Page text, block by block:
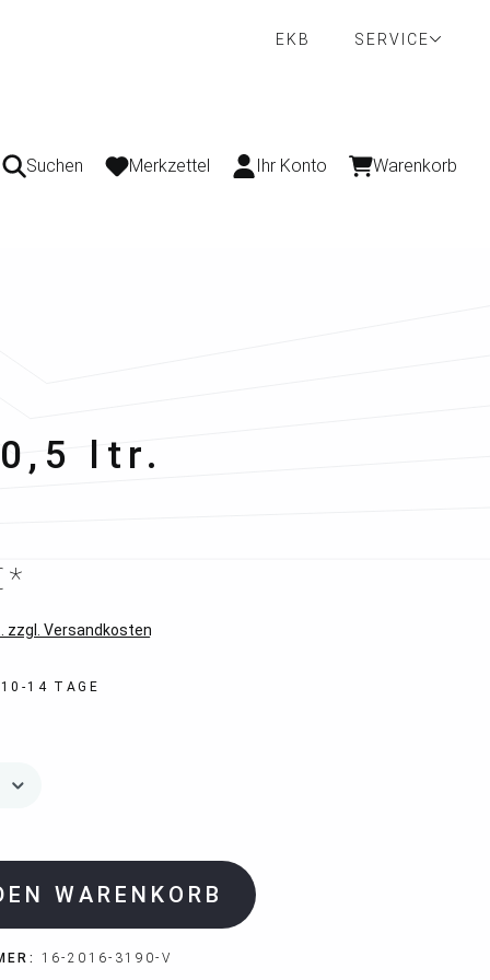
EKB SERVICE
Suchen Merkzettel Ihr Konto Warenkorb
ltr.
zzgl. Versandkosten
14 TAGE
WARENKORB
16-2016-3190-V